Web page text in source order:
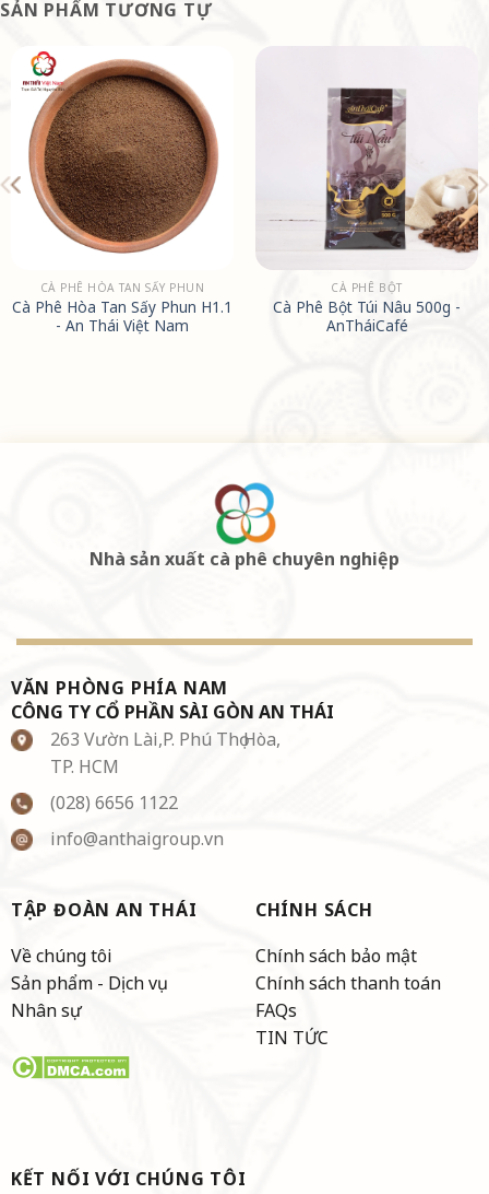
SẢN PHẨM TƯƠNG TỰ
CÀ PHÊ HÒA TAN SẤY PHUN
Cà Phê Hòa Tan Sấy Phun H1.1
- An Thái Việt Nam
CÀ PHÊ BỘT
Cà Phê Bột Túi Nâu 500g -
AnTháiCafé
Nhà sản xuất cà phê chuyên nghiệp
VĂN PHÒNG PHÍA NAM
CÔNG TY CỔ PHẦN SÀI GÒN AN THÁI
263 Vườn Lài,P. Phú Thọ Hòa,
TP. HCM
(028) 6656 1122
info@anthaigroup.vn
TẬP ĐOÀN AN THÁI
Về chúng tôi
Sản phẩm - Dịch vụ
Nhân sự
CHÍNH SÁCH
Chính sách bảo mật
Chính sách thanh toán
FAQs
TIN TỨC
KẾT NỐI VỚI CHÚNG TÔI